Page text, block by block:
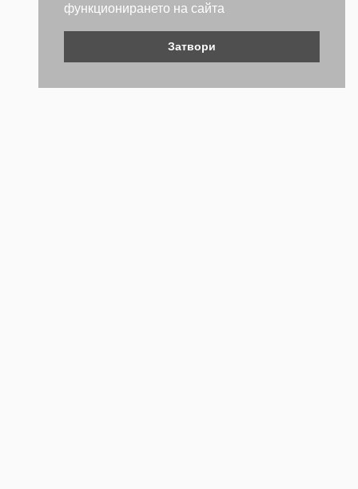
функционирането на сайта
Затвори